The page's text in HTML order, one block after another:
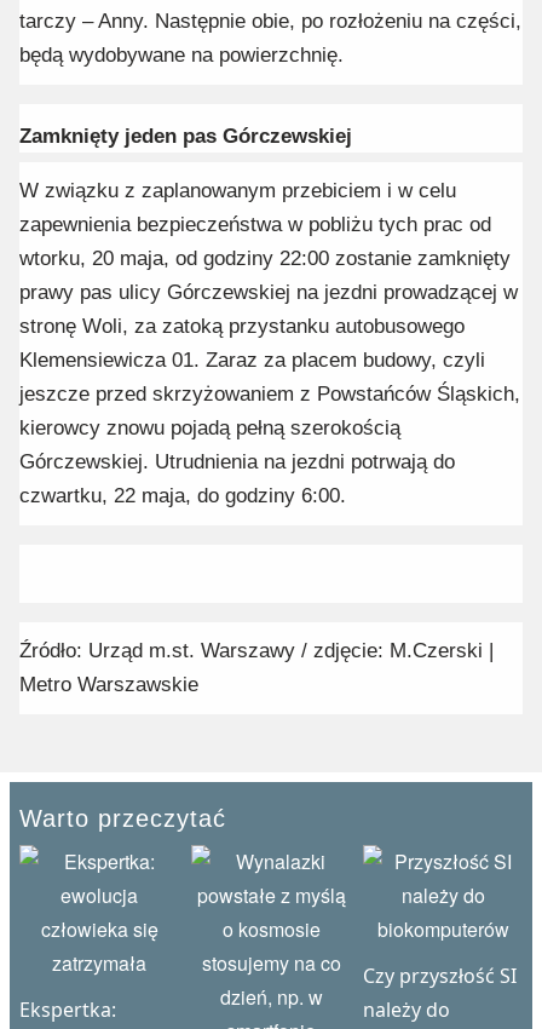
tarczy – Anny. Następnie obie, po rozłożeniu na części,
będą wydobywane na powierzchnię.
Zamknięty jeden pas Górczewskiej
W związku z zaplanowanym przebiciem i w celu
zapewnienia bezpieczeństwa w pobliżu tych prac od
wtorku, 20 maja, od godziny 22:00 zostanie zamknięty
prawy pas ulicy Górczewskiej na jezdni prowadzącej w
stronę Woli, za zatoką przystanku autobusowego
Klemensiewicza 01. Zaraz za placem budowy, czyli
jeszcze przed skrzyżowaniem z Powstańców Śląskich,
kierowcy znowu pojadą pełną szerokością
Górczewskiej. Utrudnienia na jezdni potrwają do
czwartku, 22 maja, do godziny 6:00.
Źródło: Urząd m.st. Warszawy / zdjęcie: M.Czerski |
Metro Warszawskie
Warto przeczytać
Ekspertka:
Czy przyszłość SI
należy do